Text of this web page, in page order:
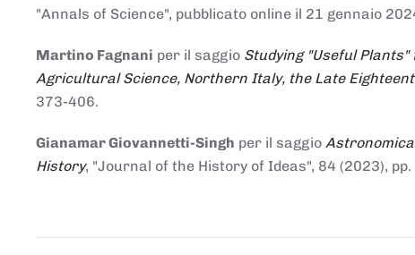
"Annals of Science", pubblicato online il 21 gennaio
Martino Fagnani per il saggio Studying "Useful
Agricultural Science, Northern Italy, the Late
373-406.
Gianamar Giovannetti-Singh per il saggio
History, "Journal of the History of Ideas", 84 (2023),